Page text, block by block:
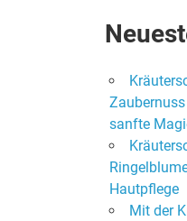
sanfte
Hautpflege
Mit der